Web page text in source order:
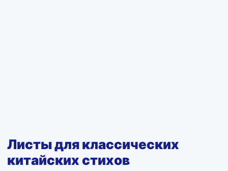
Листы для классических
китайских стихов